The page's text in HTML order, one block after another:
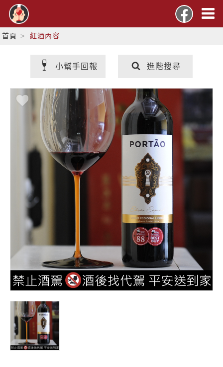
首頁 紅酒內容
小幫手回報 進階搜尋